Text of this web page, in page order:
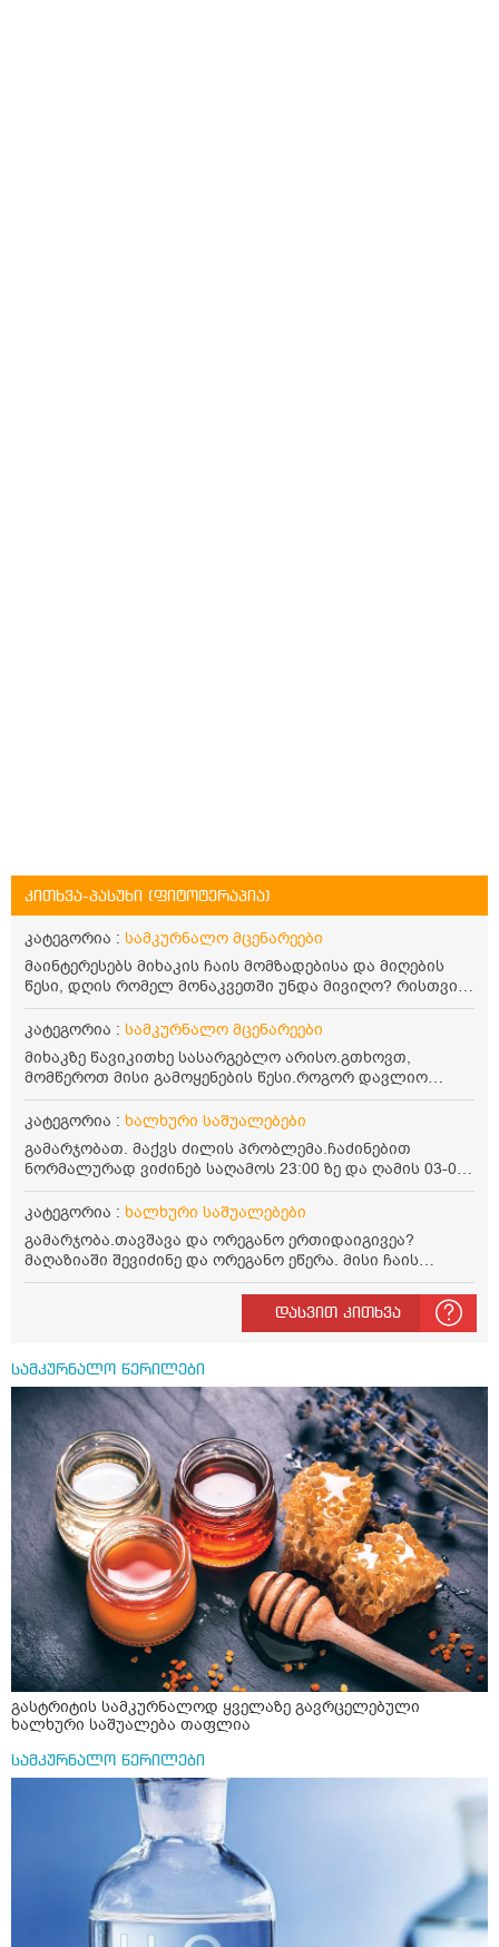
კითხვა-პასუხი (ფიტოტერაპია)
კატეგორია : სამკურნალო მცენარეები
მაინტერესებს მიხაკის ჩაის მომზადებისა და მიღების
წესი, დღის რომელ მონაკვეთში უნდა მივიღო? რისთვის
არის სასარგებლო და უკუჩვენება თუ აქვს
კატეგორია : სამკურნალო მცენარეები
მიხაკზე წავიკითხე სასარგებლო არისო.გთხოვთ,
მომწეროთ მისი გამოყენების წესი.როგორ დავლიო
მიხაკის ჩაი. ასევე მაინტერესებს ლეიკოციტები მაქვს
ოდნავ დაბალი და წავიკითხე ლეიკოციტების დონეს
მაღლა წევსო და ასეა?
კატეგორია : ხალხური საშუალებები
გამარჯობათ. მაქვს ძილის პრობლემა.ჩაძინებით
ნორმალურად ვიძინებ საღამოს 23:00 ზე და ღამის 03-00
ან 04:00 საათზე მეღვიძება და მერე ვერ ვიძინებ
ვერაფრით.რამე ხალხური საშუალება თუ არის ამ
კატეგორია : ხალხური საშუალებები
გამარჯობა.თავშავა და ორეგანო ერთიდაიგივეა?
მაღაზიაში შევიძინე და ორეგანო ეწერა. მისი ჩაის
დალევის წესი მაინტერესებს.რისთვის არის კარგი?
წავიკითხე რომ: 1 ჭიქა თბილ წყალში ჩავყაროთ 1 ჩაის
კოვზი დაქუცმაცებული და გამხმარი ორეგანო და
მიზანი: ანტიოქსიდანტური და ანთების საწინააღმდეგო
თვისება. სწორია ეს ინფორმაცია? უკუჩვენება რა აქვს
და ბრონქულ ასთმას თუ შველის ორეგანოს ჩაი?
დასვით კითხვა
სამკურნალო წერილები
გასტრიტის სამკურნალოდ ყველაზე გავრცელებული
ხალხური საშუალება თაფლია
სამკურნალო წერილები